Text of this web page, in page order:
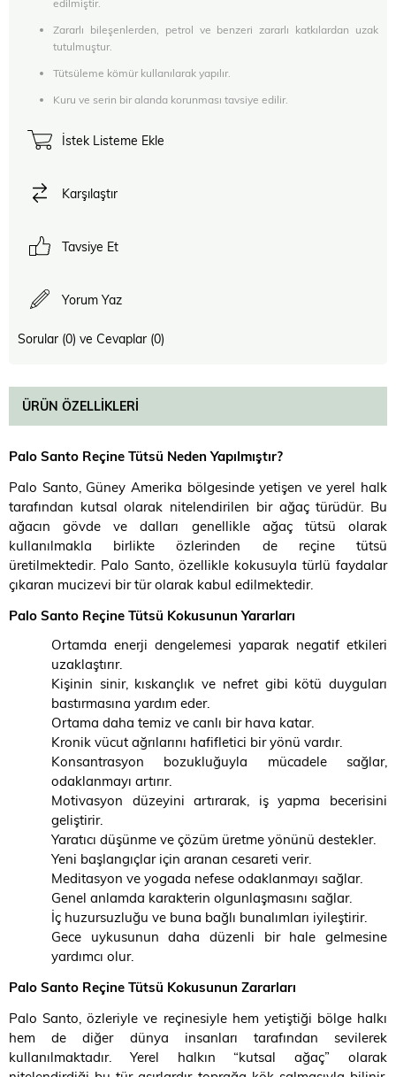
Zararlı bileşenlerden, petrol ve benzeri zararlı katkılardan uzak
tutulmuştur.
Tütsüleme kömür kullanılarak yapılır.
Kuru ve serin bir alanda korunması tavsiye edilir.
İstek Listeme Ekle
Karşılaştır
Tavsiye Et
Yorum Yaz
Sorular (0) ve Cevaplar (0)
ÜRÜN ÖZELLIKLERI
Palo Santo Reçine Tütsü Neden Yapılmıştır?
Palo Santo, Güney Amerika bölgesinde yetişen ve yerel halk
tarafından kutsal olarak nitelendirilen bir ağaç türüdür. Bu
ağacın gövde ve dalları genellikle ağaç tütsü olarak
kullanılmakla birlikte özlerinden de reçine tütsü
üretilmektedir. Palo Santo, özellikle kokusuyla türlü faydalar
çıkaran mucizevi bir tür olarak kabul edilmektedir.
Palo Santo Reçine Tütsü Kokusunun Yararları
Ortamda enerji dengelemesi yaparak negatif etkileri
uzaklaştırır.
Kişinin sinir, kıskançlık ve nefret gibi kötü duyguları
bastırmasına yardım eder.
Ortama daha temiz ve canlı bir hava katar.
Kronik vücut ağrılarını hafifletici bir yönü vardır.
Konsantrasyon bozukluğuyla mücadele sağlar,
odaklanmayı artırır.
Motivasyon düzeyini artırarak, iş yapma becerisini
geliştirir.
Yaratıcı düşünme ve çözüm üretme yönünü destekler.
Yeni başlangıçlar için aranan cesareti verir.
Meditasyon ve yogada nefese odaklanmayı sağlar.
Genel anlamda karakterin olgunlaşmasını sağlar.
İç huzursuzluğu ve buna bağlı bunalımları iyileştirir.
Gece uykusunun daha düzenli bir hale gelmesine
yardımcı olur.
Palo Santo Reçine Tütsü Kokusunun Zararları
Palo Santo, özleriyle ve reçinesiyle hem yetiştiği bölge halkı
hem de diğer dünya insanları tarafından sevilerek
kullanılmaktadır. Yerel halkın “kutsal ağaç” olarak